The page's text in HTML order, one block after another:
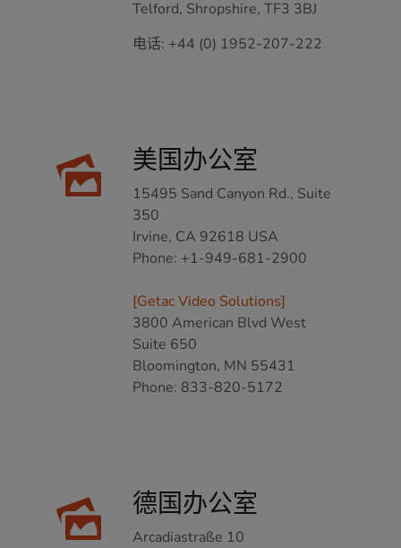
Telford, Shropshire, TF3 3BJ
电话: +44 (0) 1952-207-222
美国办公室
15495 Sand Canyon Rd., Suite
350
Irvine, CA 92618 USA
Phone: +1-949-681-2900
[Getac Video Solutions]
3800 American Blvd West
Suite 650
Bloomington, MN 55431
Phone: 833-820-5172
德国办公室
Arcadiastraße 10